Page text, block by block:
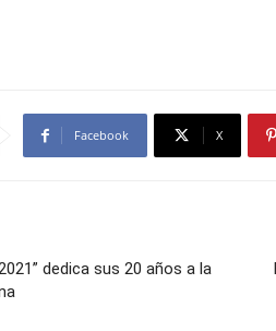
Facebook X
dedica sus 20 años a la